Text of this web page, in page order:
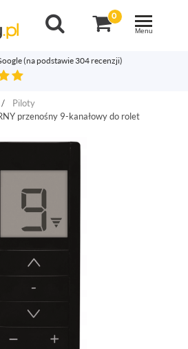
0
Toggle
navigation
Menu
(na podstawie 304 recenzji)
Piloty
przenośny 9-kanałowy do rolet